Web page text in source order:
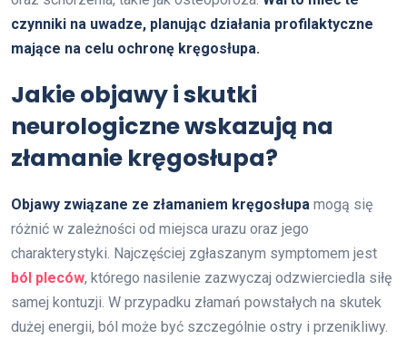
czynniki na uwadze, planując działania profilaktyczne
mające na celu ochronę kręgosłupa.
Jakie objawy i skutki
neurologiczne wskazują na
złamanie kręgosłupa?
Objawy związane ze złamaniem kręgosłupa mogą się
różnić w zależności od miejsca urazu oraz jego
charakterystyki. Najczęściej zgłaszanym symptomem jest
ból pleców, którego nasilenie zazwyczaj odzwierciedla siłę
samej kontuzji. W przypadku złamań powstałych na skutek
dużej energii, ból może być szczególnie ostry i przenikliwy.